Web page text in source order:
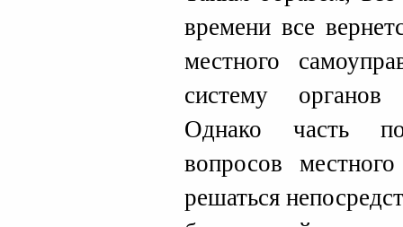
времени все
местного
систему органов
Однако часть
вопросов
решаться